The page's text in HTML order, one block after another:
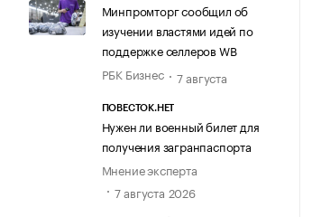
Минпромторг сообщил об
изучении властями идей по
поддержке селлеров WB
РБК Бизнес
7 августа
ПОВЕСТОК.НЕТ
Нужен ли военный билет для
получения загранпаспорта
Мнение эксперта
7 августа 2026